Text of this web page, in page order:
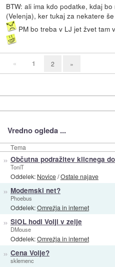
BTW: ali ima kdo podatke, kdaj
(Velenja), ker tukaj za nekatere
PM bo treba v LJ jet žvet tam
« 1 2 »
Vredno ogleda ...
Tema
» Občutna podražitev klicnega
ToniT
Oddelek: Novice/Ostale najave
» Modemski net?
Phoebus
Oddelek:Omrežja in internet
» SiOL hodi Volji v zelje
DMouse
Oddelek:Omrežja in internet
» Cena Volje?
sklemenc